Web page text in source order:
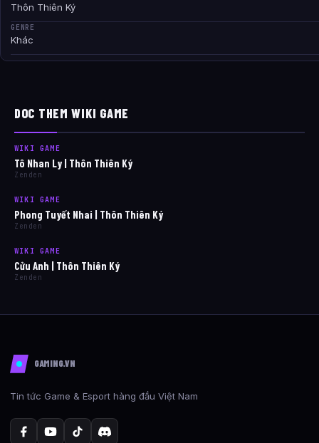
Thôn Thiên Ký
GENRE
Khác
DOC THEM WIKI GAME
WIKI GAME
Tô Nhan Ly | Thôn Thiên Ký
Zenden
WIKI GAME
Phong Tuyết Nhai | Thôn Thiên Ký
Zenden
WIKI GAME
Cửu Anh | Thôn Thiên Ký
Zenden
GAMING.VN
Tin tức Game & Esport hàng đầu Việt Nam